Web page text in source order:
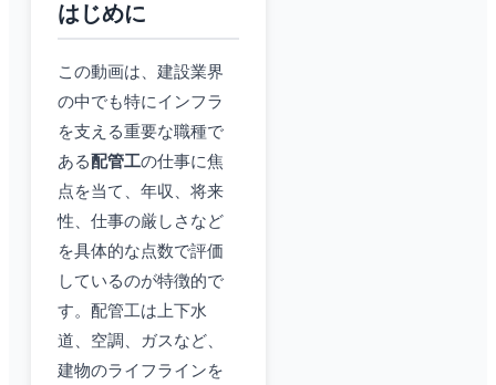
はじめに
この動画は、建設業界
の中でも特にインフラ
を支える重要な職種で
ある配管工の仕事に焦
点を当て、年収、将来
性、仕事の厳しさなど
を具体的な点数で評価
しているのが特徴的で
す。配管工は上下水
道、空調、ガスなど、
建物のライフラインを